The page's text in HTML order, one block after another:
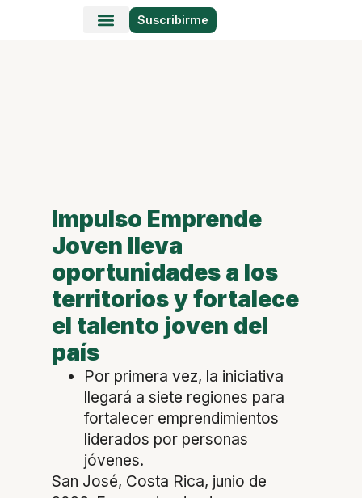
Suscribirme
Impulso Emprende
Joven lleva
oportunidades a los
territorios y fortalece
el talento joven del
país
Por primera vez, la iniciativa
llegará a siete regiones para
fortalecer emprendimientos
liderados por personas
jóvenes.
San José, Costa Rica, junio de